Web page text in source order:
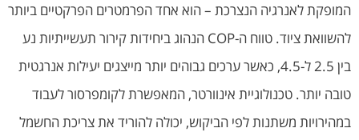
המופקת לאנרגיה הנצרכת – הוא אחד הפרמטרים הפרקטיים ביותר
להשוואת ציוד. טווח ה-COP הנהוג ביחידות קירור תעשייתיות נע
בין 2.5 ל-4.5, כאשר ערכים גבוהים יותר מייצגים יעילות אנרגטית
טובה יותר. טכנולוגיית אינוורטר, המאפשרת לקומפרסור לעבוד
במהירויות משתנות לפי הביקוש, יכולה להוריד את צריכת החשמל